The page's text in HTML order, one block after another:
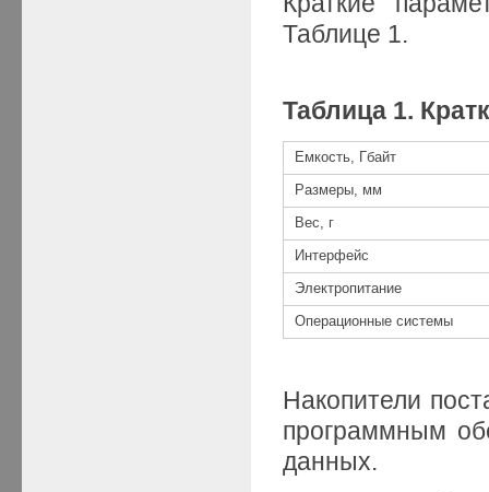
Таблице 1.
Таблица 1.
Емкость, Гбайт
Размеры, мм
Вес, г
Интерфейс
Электропитание
Операционные системы
Накопители
программным
данных.